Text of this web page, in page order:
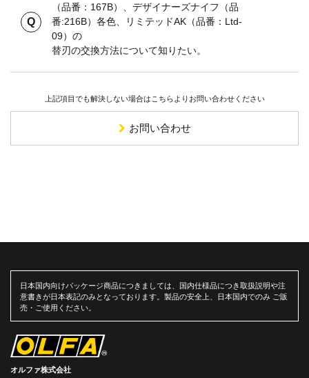
（品番：167B）、デザイナーズナイフ（品
番:216B）各色、リミテッドAK（品番：Ltd-
09）の
替刃の交換方法について知りたい。
上記項目でも解決しない場合はこちらよりお問い合わせください
お問い合わせ
日本国内向けパッケージ商品につきましては、国内仕様品につき取扱説明や注
意書きが日本表記のみとなっております。製品の安全上、日本国内でのみ ご販
売・ご使用ください。
オルファ株式会社